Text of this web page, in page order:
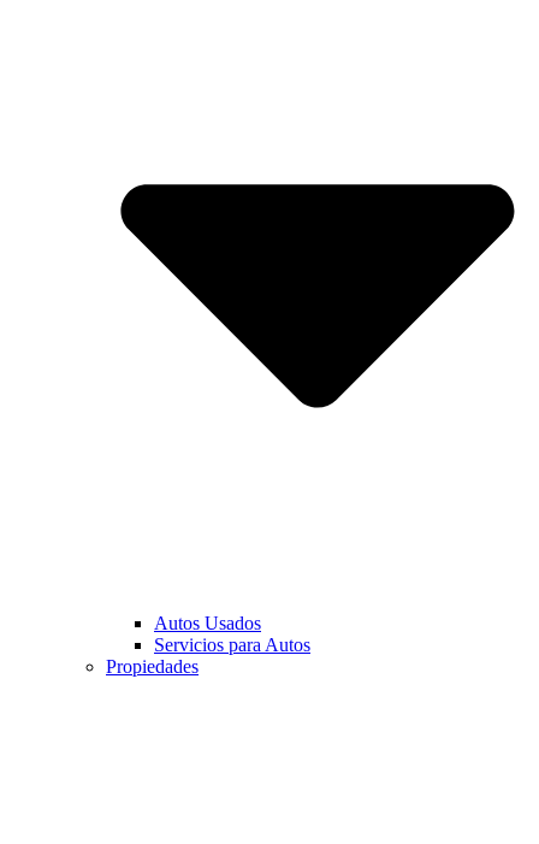
Autos Usados
Servicios para Autos
Propiedades